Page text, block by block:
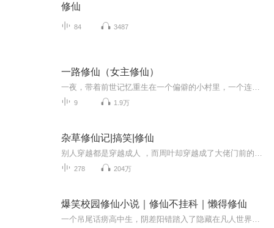
修仙
84 3487
一路修仙（女主修仙）
9 1.9万
杂草修仙记|搞笑|修仙
278 204万
爆笑校园修仙小说｜修仙不挂科｜懒得修仙